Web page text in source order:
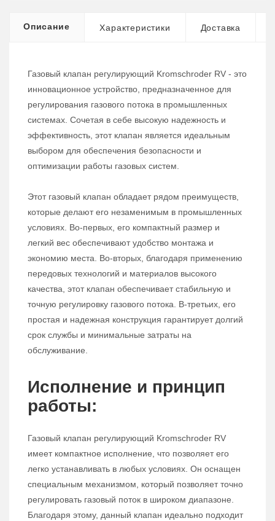
Описание Характеристики Доставка
Газовый клапан регулирующий Kromschroder RV - это
инновационное устройство, предназначенное для
регулирования газового потока в промышленных
системах. Сочетая в себе высокую надежность и
эффективность, этот клапан является идеальным
выбором для обеспечения безопасности и
оптимизации работы газовых систем.
Этот газовый клапан обладает рядом преимуществ,
которые делают его незаменимым в промышленных
условиях. Во-первых, его компактный размер и
легкий вес обеспечивают удобство монтажа и
экономию места. Во-вторых, благодаря применению
передовых технологий и материалов высокого
качества, этот клапан обеспечивает стабильную и
точную регулировку газового потока. В-третьих, его
простая и надежная конструкция гарантирует долгий
срок службы и минимальные затраты на
обслуживание.
Исполнение и принцип
работы:
Газовый клапан регулирующий Kromschroder RV
имеет компактное исполнение, что позволяет его
легко устанавливать в любых условиях. Он оснащен
специальным механизмом, который позволяет точно
регулировать газовый поток в широком диапазоне.
Благодаря этому, данный клапан идеально подходит